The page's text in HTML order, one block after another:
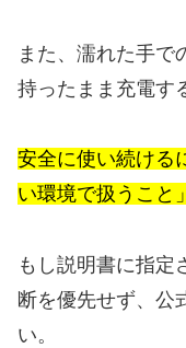
また、濡れた手で
持ったまま充電す
安全に使い続ける
い環境で扱うこと
もし説明書に指定
断を優先せず、公
い。